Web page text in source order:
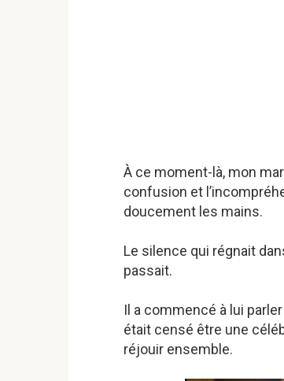
À ce moment-là, mon
confusion et
doucement les mains.
Le silence qui régnait
passait.
Il a commencé à lui
était censé être une
réjouir ensemble.